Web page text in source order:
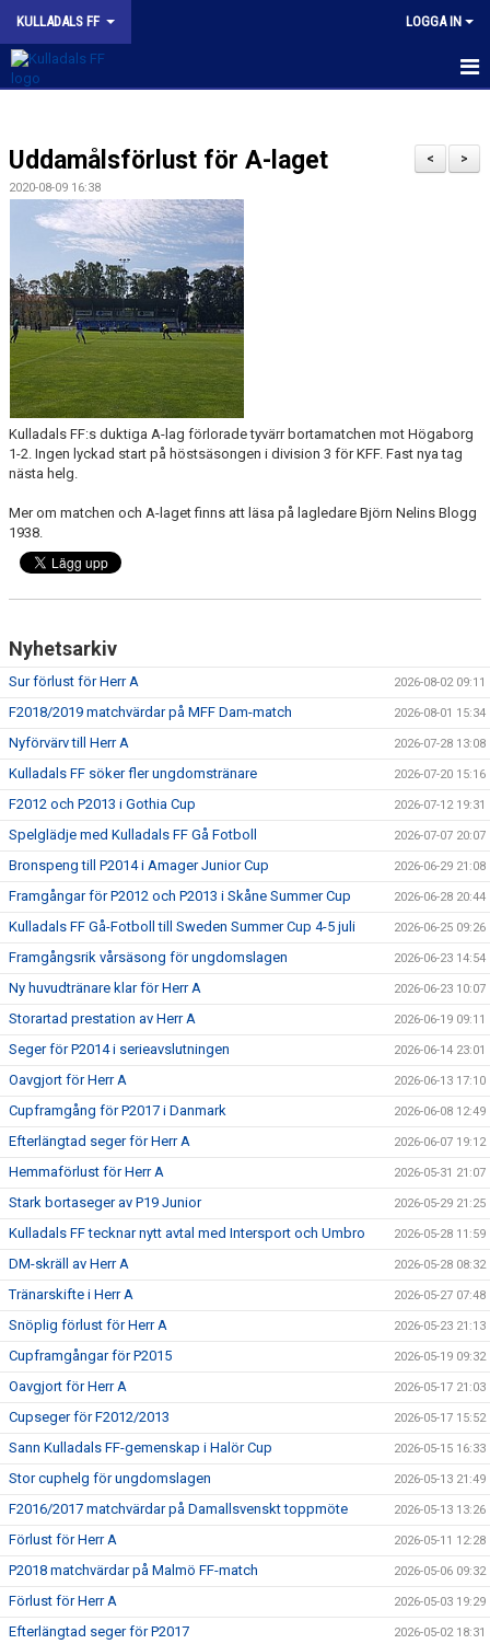
KULLADALS FF LOGGA IN
OM KLUBBEN
NYHETER
KONTAKT
INFORMATION MED POLICY
DOKUMENT
BILDGALLERI
MATCHER
PROFILKLÄDER
MEDLEM INTRESSEANMÄLAN
>
<
Uddamålsförlust för A-laget
2020-08-09 16:38
Kulladals FF:s duktiga A-lag förlorade tyvärr bortamatchen mot Högaborg
1-2. Ingen lyckad start på höstsäsongen i division 3 för KFF. Fast nya tag
nästa helg.
Mer om matchen och A-laget finns att läsa på lagledare Björn Nelins Blogg
1938.
Nyhetsarkiv
Sur förlust för Herr A 2026-08-02 09:11
F2018/2019 matchvärdar på MFF Dam-match 2026-08-01 15:34
Nyförvärv till Herr A 2026-07-28 13:08
Kulladals FF söker fler ungdomstränare 2026-07-20 15:16
F2012 och P2013 i Gothia Cup 2026-07-12 19:31
Spelglädje med Kulladals FF Gå Fotboll 2026-07-07 20:07
Bronspeng till P2014 i Amager Junior Cup 2026-06-29 21:08
Framgångar för P2012 och P2013 i Skåne Summer Cup 2026-06-28 20:44
Kulladals FF Gå-Fotboll till Sweden Summer Cup 4-5 juli 2026-06-25 09:26
Framgångsrik vårsäsong för ungdomslagen 2026-06-23 14:54
Ny huvudtränare klar för Herr A 2026-06-23 10:07
Storartad prestation av Herr A 2026-06-19 09:11
Seger för P2014 i serieavslutningen 2026-06-14 23:01
Oavgjort för Herr A 2026-06-13 17:10
Cupframgång för P2017 i Danmark 2026-06-08 12:49
Efterlängtad seger för Herr A 2026-06-07 19:12
Hemmaförlust för Herr A 2026-05-31 21:07
Stark bortaseger av P19 Junior 2026-05-29 21:25
Kulladals FF tecknar nytt avtal med Intersport och Umbro 2026-05-28 11:59
DM-skräll av Herr A 2026-05-28 08:32
Tränarskifte i Herr A 2026-05-27 07:48
Snöplig förlust för Herr A 2026-05-23 21:13
Cupframgångar för P2015 2026-05-19 09:32
Oavgjort för Herr A 2026-05-17 21:03
Cupseger för F2012/2013 2026-05-17 15:52
Sann Kulladals FF-gemenskap i Halör Cup 2026-05-15 16:33
Stor cuphelg för ungdomslagen 2026-05-13 21:49
F2016/2017 matchvärdar på Damallsvenskt toppmöte 2026-05-13 13:26
Förlust för Herr A 2026-05-11 12:28
P2018 matchvärdar på Malmö FF-match 2026-05-06 09:32
Förlust för Herr A 2026-05-03 19:29
Efterlängtad seger för P2017 2026-05-02 18:31